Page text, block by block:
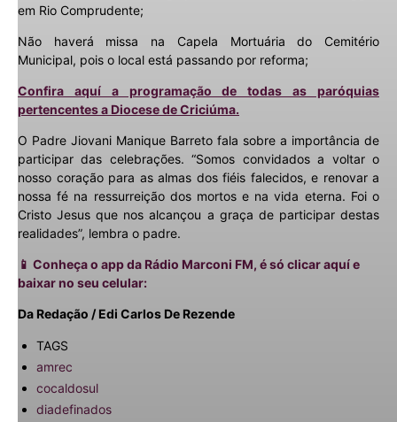
em Rio Comprudente;
Não haverá missa na Capela Mortuária do Cemitério
Municipal, pois o local está passando por reforma;
Confira aquí a programação de todas as paróquias
pertencentes a Diocese de Criciúma.
O Padre Jiovani Manique Barreto fala sobre a importância de
participar das celebrações. “Somos convidados a voltar o
nosso coração para as almas dos fiéis falecidos, e renovar a
nossa fé na ressurreição dos mortos e na vida eterna. Foi o
Cristo Jesus que nos alcançou a graça de participar destas
realidades”, lembra o padre.
📱 Conheça o app da Rádio Marconi FM, é só clicar aquí e
baixar no seu celular:
Da Redação / Edi Carlos De Rezende
TAGS
amrec
cocaldosul
diadefinados